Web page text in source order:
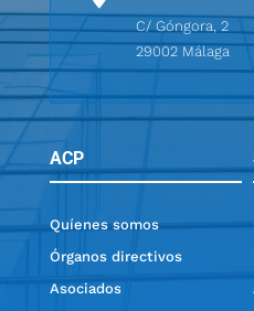
C/ Góngora, 2
29002 Málaga
ACP
Quíenes somos
Órganos directivos
Asociados